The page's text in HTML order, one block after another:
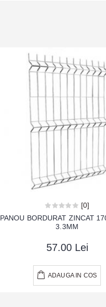
[0]
PANOU BORDURAT ZINCAT
3.3MM
57.00 Lei
ADAUGA IN COS